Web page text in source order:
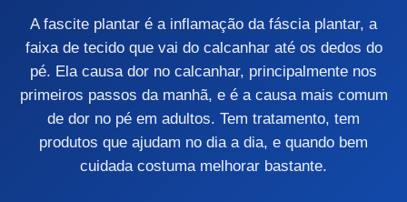
A fascite plantar é a inflamação da fáscia plantar, a
faixa de tecido que vai do calcanhar até os dedos do
pé. Ela causa dor no calcanhar, principalmente nos
primeiros passos da manhã, e é a causa mais comum
de dor no pé em adultos. Tem tratamento, tem
produtos que ajudam no dia a dia, e quando bem
cuidada costuma melhorar bastante.